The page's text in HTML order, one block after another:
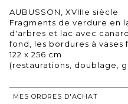
AUBUSSON, XVIIIe siècle
Fragments de verdure en
d'arbres et lac avec
fond, les bordures à vases
122 x 256 cm
(restaurations, doublage,
MES ORDRES D'ACHAT